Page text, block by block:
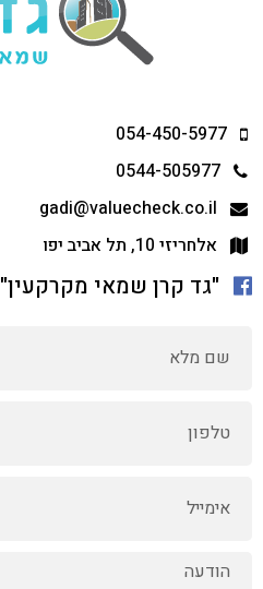
054-450-5977
0544-505977
gadi@valuecheck.co.il
אלחריזי 10, תל אביב יפו
"גד קרן שמאי מקרקעין"